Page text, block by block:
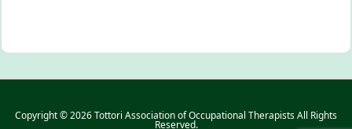
Copyright ©2026Tottori Association of Occupational TherapistsAll Rights
Reserved.